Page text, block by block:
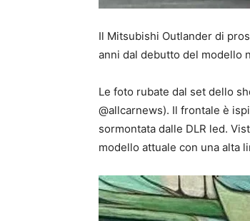
Il Mitsubishi Outlander di
anni dal debutto del modello
Le foto rubate dal set dello
@allcarnews). Il frontale è
sormontata dalle DLR led.
modello attuale con una alta